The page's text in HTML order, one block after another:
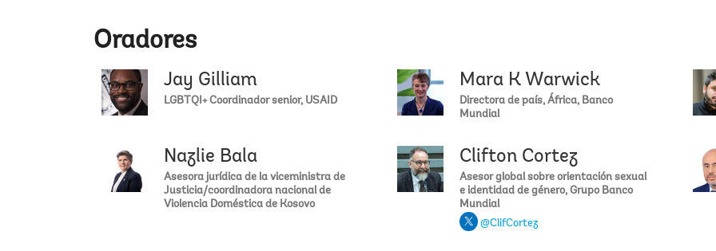
Oradores
Jay Gilliam
LGBTQI+ Coordinador senior, USAID
Jay
Mara K Warwick
Directora de país, África, Banco
Mundial
Nazlie Bala
Asesora jurídica de la viceministra de
Justicia/coordinadora nacional de
Violencia Doméstica de Kosovo
Nazlie
Clifton Cortez
Asesor global sobre orientación sexual
e identidad de género, Grupo Banco
Mundial
@ClifCortez